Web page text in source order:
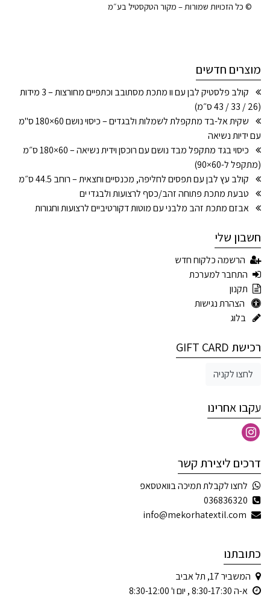
© כל הזכויות שמורות – מקור הטקסטיל בע״מ
מוצרים חדשים
קולב פלסטיק לבן עם וו מתכת מסתובב וכתפיים מחורצות – 3 מידות
(26 / 33 / 43 ס״מ)
שקית אל-בד מתקפלת לשמלות ולבגדים – כיסוי נושם 60×180 ס"מ
עם ידיות נשיאה
כיסוי בגד מתקפל מבד נושם עם רוכסן וידית נשיאה – 60×180 ס״מ
(מתקפל ל-60×90)
קולב עץ לבן עם תפסים לחליפה, מכנסיים וחצאית – רוחב 44.5 ס״מ
טבעת מתכת פתוחה זהב/כסף לרצועות ולבגדי ים
אבזם מתכת זהב מלבני עם מוטות דקורטיביים לרצועות וחגורות
חשבון שלי
הרשמה כלקוח חדש
התחבר למערכת
תקנון
הצהרת נגישות
בלוג
רכישת GIFT CARD
לחצו לקניה
עקבו אחרינו
דרכים ליצירת קשר
לחצו לקבלת תמיכה בוואטסאפ
036836320
info@mekorhatextil.com
כתובתנו
המשביר 17, תל אביב
א-ה 8:30-17:30 , יום ו' 8:30-12:00